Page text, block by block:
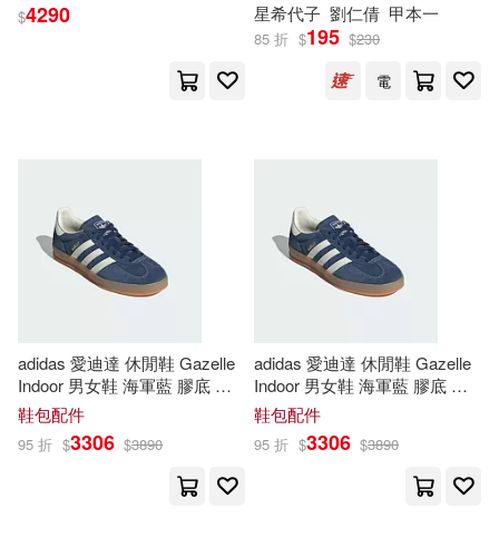
小牛頓科學教育有限公司編輯團隊
藍旗左衽(14)
霧滿攔江(14) 高倉敦子(14)
黃耀傑(14) 黒崎薰(14)
長鴻出版社(78)
ライセンスエージェント(77)
warner music(76)
新世界出版社(76)
湖南少年兒童出版社(76)
上海錦繡文章出版社(75)
$4290
星希代子 劉仁倩 甲本一
85 折 $195 $230
電
adidas 愛迪達 休閒鞋 Gazelle
Indoor 男女鞋 海軍藍 膠底 復
古德訓鞋 愛迪達 28cm
NAVY/WHITE
鞋包配件
95 折 $3306 $3890
adidas 愛迪達 休閒鞋 Gazelle
Indoor 男女鞋 海軍藍 膠底 復
古德訓鞋 愛迪達 27.5cm
NAVY/WHITE
鞋包配件
95 折 $3306 $3890